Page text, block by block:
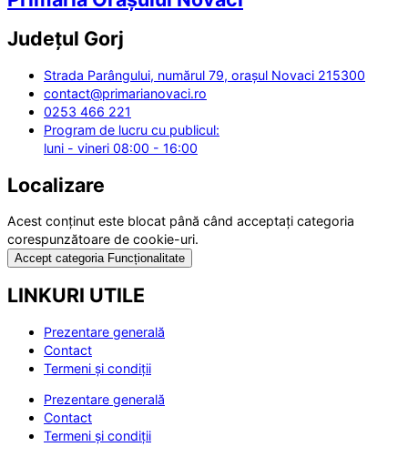
Județul Gorj
Strada Parângului, numărul 79, orașul Novaci 215300
contact@primarianovaci.ro
0253 466 221
Program de lucru cu publicul:
luni - vineri 08:00 - 16:00
Localizare
Acest conținut este blocat până când acceptați categoria
corespunzătoare de cookie-uri.
Accept categoria Funcționalitate
LINKURI UTILE
Prezentare generală
Contact
Termeni și condiții
Prezentare generală
Contact
Termeni și condiții